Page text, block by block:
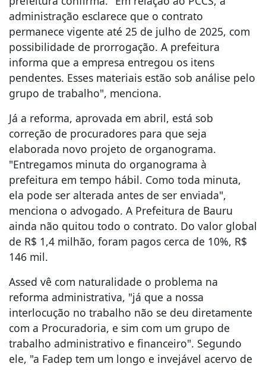
administração esclarece que o contrato
permanece vigente até 25 de julho de 2025, com
possibilidade de prorrogação. A prefeitura
informa que a empresa entregou os itens
pendentes. Esses materiais estão sob análise pelo
grupo de trabalho", menciona.
Já a reforma, aprovada em abril, está sob
correção de procuradores para que seja
elaborada novo projeto de organograma.
"Entregamos minuta do organograma à
prefeitura em tempo hábil. Como toda minuta,
ela pode ser alterada antes de ser enviada",
menciona o advogado. A Prefeitura de Bauru
ainda não quitou todo o contrato. Do valor global
de R$ 1,4 milhão, foram pagos cerca de 10%, R$
146 mil.
Assed vê com naturalidade o problema na
reforma administrativa, "já que a nossa
interlocução no trabalho não se deu diretamente
com a Procuradoria, e sim com um grupo de
trabalho administrativo e financeiro". Segundo
ele, "a Fadep tem um longo e invejável acervo de